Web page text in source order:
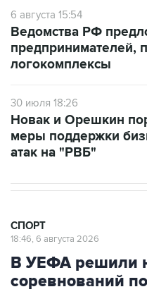
предпринимателей,
логокомплексы
меры поддержки
атак на "РВБ"
В УЕФА решили
соревнований
Москва. 6 августа.